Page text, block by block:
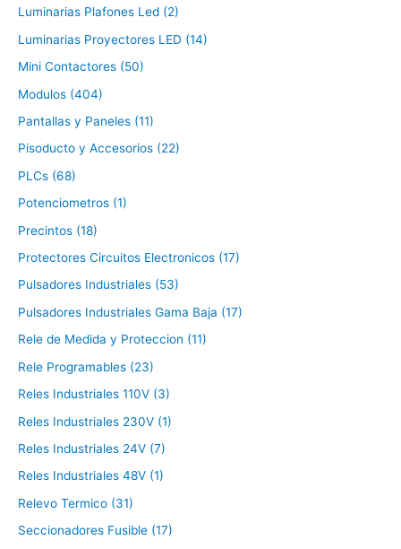
Luminarias Plafones Led (2)
Luminarias Proyectores LED (14)
Mini Contactores (50)
Modulos (404)
Pantallas y Paneles (11)
Pisoducto y Accesorios (22)
PLCs (68)
Potenciometros (1)
Precintos (18)
Protectores Circuitos Electronicos (17)
Pulsadores Industriales (53)
Pulsadores Industriales Gama Baja (17)
Rele de Medida y Proteccion (11)
Rele Programables (23)
Reles Industriales 110V (3)
Reles Industriales 230V (1)
Reles Industriales 24V (7)
Reles Industriales 48V (1)
Relevo Termico (31)
Seccionadores Fusible (17)